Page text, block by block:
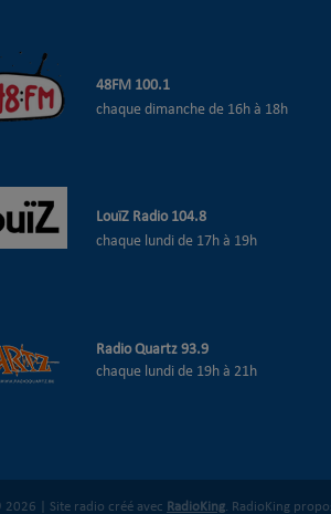
48FM 100.1
chaque dimanche de 16h à 18h
LouïZ Radio 104.8
chaque lundi de 17h à 19h
Radio Quartz 93.9
chaque lundi de 19h à 21h
2026 | Site radio créé avec RadioKing. RadioKing